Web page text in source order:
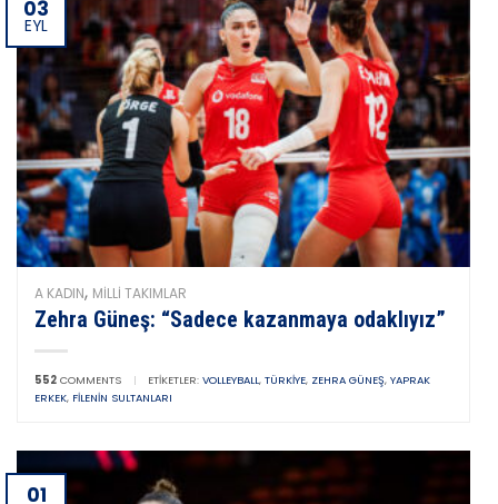
03
EYL
A KADIN, MILLI TAKIMLAR
Zehra Güneş: “Sadece kazanmaya odaklıyız”
552 COMMENTS | ETIKETLER: VOLLEYBALL, TÜRKIYE, ZEHRA GÜNEŞ, YAPRAK
ERKEK, FILENIN SULTANLARI
01